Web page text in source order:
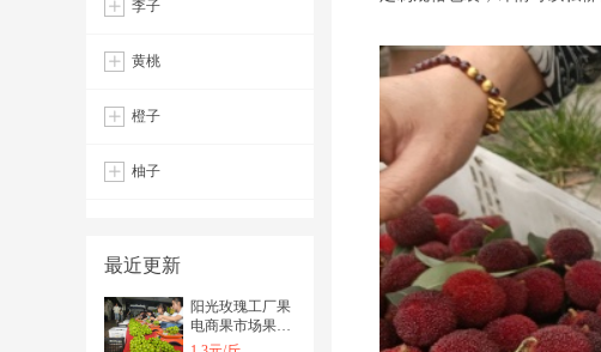
李子
黄桃
橙子
柚子
最近更新
阳光玫瑰工厂果
电商果市场果可
开税票